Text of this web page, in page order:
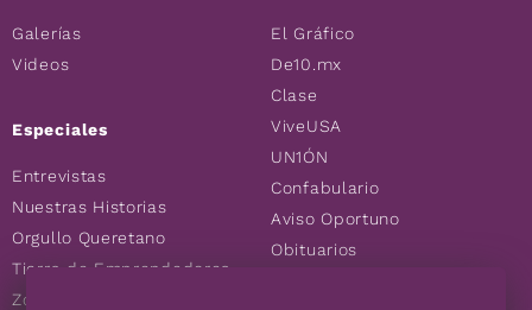
Galerías
Videos
Especiales
Entrevistas
Nuestras Historias
Orgullo Queretano
Tierra de Emprendedores
Zoociales
El Gráfico
De10.mx
Clase
ViveUSA
UN1ÓN
Confabulario
Aviso Oportuno
Obituarios